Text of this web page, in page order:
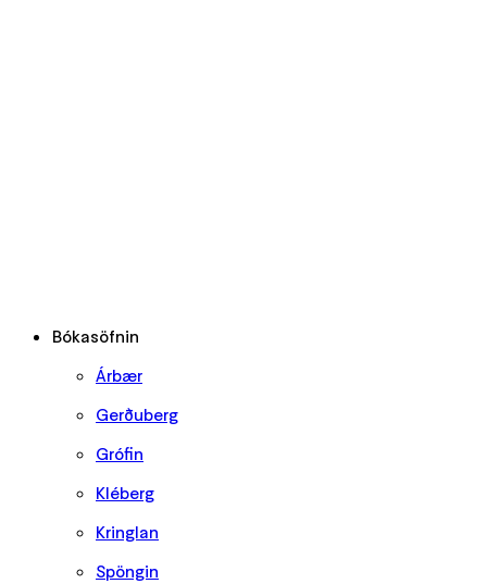
Bókasöfnin
Árbær
Gerðuberg
Grófin
Kléberg
Kringlan
Spöngin